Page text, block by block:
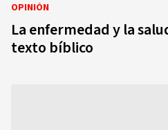
OPINIÓN
La enfermedad y la
texto bíblico